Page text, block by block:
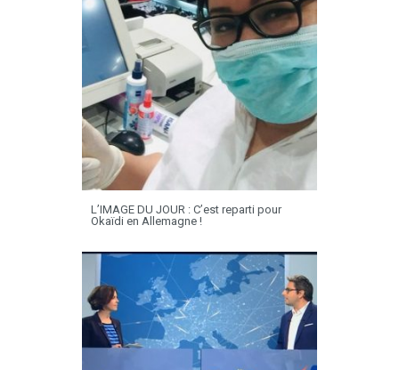
L’IMAGE DU JOUR : C’est reparti pour
Okaïdi en Allemagne !